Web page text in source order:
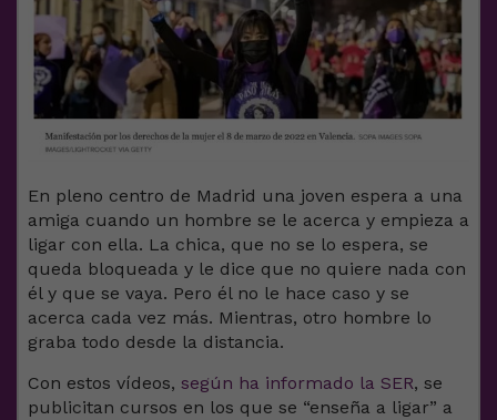
En pleno centro de Madrid una joven espera a una
amiga cuando un hombre se le acerca y empieza a
ligar con ella. La chica, que no se lo espera, se
queda bloqueada y le dice que no quiere nada con
él y que se vaya. Pero él no le hace caso y se
acerca cada vez más. Mientras, otro hombre lo
graba todo desde la distancia.
Con estos vídeos, según ha informado la SER, se
publicitan cursos en los que se “enseña a ligar” a